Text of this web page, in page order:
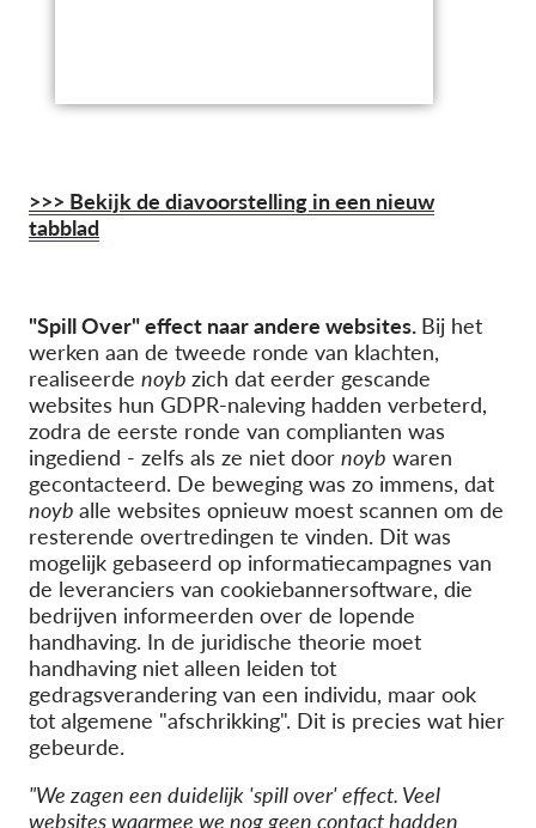
>>> Bekijk de diavoorstelling in een nieuw
tabblad
"Spill Over" effect naar andere websites. Bij het
werken aan de tweede ronde van klachten,
realiseerde noyb zich dat eerder gescande
websites hun GDPR-naleving hadden verbeterd,
zodra de eerste ronde van complianten was
ingediend - zelfs als ze niet door noyb waren
gecontacteerd. De beweging was zo immens, dat
noyb alle websites opnieuw moest scannen om de
resterende overtredingen te vinden. Dit was
mogelijk gebaseerd op informatiecampagnes van
de leveranciers van cookiebannersoftware, die
bedrijven informeerden over de lopende
handhaving. In de juridische theorie moet
handhaving niet alleen leiden tot
gedragsverandering van een individu, maar ook
tot algemene "afschrikking". Dit is precies wat hier
gebeurde.
"We zagen een duidelijk 'spill over' effect. Veel
websites waarmee we nog geen contact hadden